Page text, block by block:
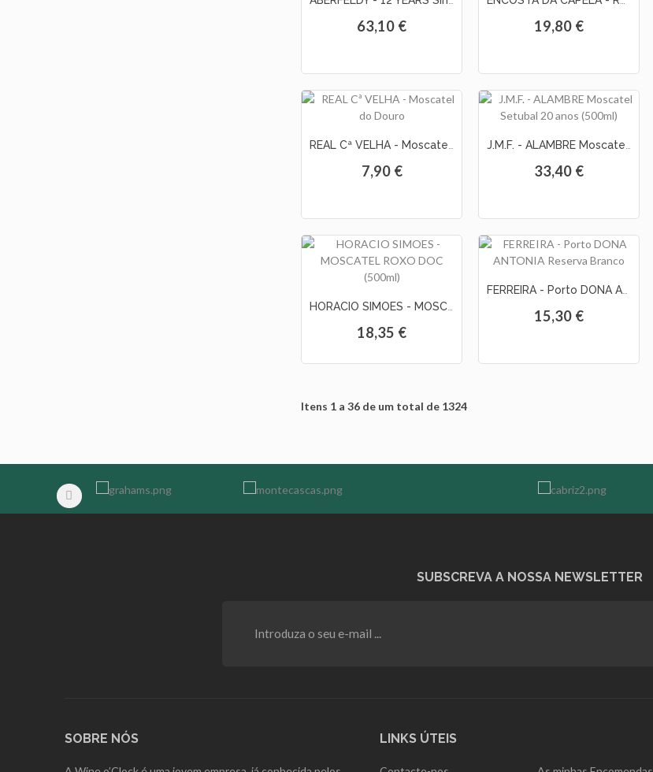
63,10 € 19,80 €
7,90 € 33,40 €
18,35 €
15,30 €
Itens 1 a 36 de um total de 1324
SUBSCREVA A NOSSA NEWSLETTER
SOBRE NÓS LINKS ÚTEIS